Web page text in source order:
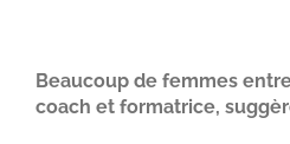
Beaucoup de femmes
coach et formatrice,